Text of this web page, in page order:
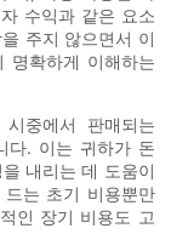
수익과 같은 요소
주지 않으면서 이
명확하게 이해하는
중에서 판매되는
다. 이는 귀하가 돈
내리는 데 도움이
는 초기 비용뿐만
인 장기 비용도 고